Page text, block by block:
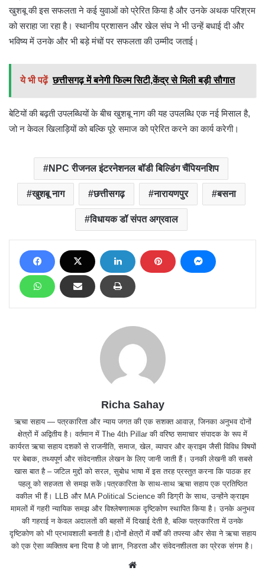
खुशबू की इस सफलता ने कई युवाओं को प्रेरित किया है और उनके अथक परिश्रम
को सराहा जा रहा है। स्थानीय प्रशासन और खेल संघ ने भी उन्हें बधाई दी और
भविष्य में उनके और भी बड़े मंचों पर सफलता की उम्मीद जताई।
ये भी पढ़ें छत्तीसगढ़ में बनेगी फिल्म सिटी,केंद्र से मिली बड़ी सौगात
बेटियों की बढ़ती उपलब्धियों के बीच खुशबू नाग की यह उपलब्धि एक नई मिसाल है,
जो न केवल खिलाड़ियों को बल्कि पूरे समाज को प्रेरित करने का कार्य करेगी।
NPC रीजनल इंटरनेशनल बॉडी बिल्डिंग चैंपियनशिप
खुशबू नाग छत्तीसगढ़ नारायणपुर बसना
विधायक डॉ संपत अग्रवाल
Richa Sahay
ऋचा सहाय — पत्रकारिता और न्याय जगत की एक सशक्त आवाज़, जिनका अनुभव दोनों
क्षेत्रों में अद्वितीय है। वर्तमान में The 4th Pillar की वरिष्ठ समाचार संपादक के रूप में
कार्यरत ऋचा सहाय दशकों से राजनीति, समाज, खेल, व्यापार और क्राइम जैसी विविध विषयों
पर बेबाक, तथ्यपूर्ण और संवेदनशील लेखन के लिए जानी जाती हैं। उनकी लेखनी की सबसे
खास बात है – जटिल मुद्दों को सरल, सुबोध भाषा में इस तरह प्रस्तुत करना कि पाठक हर
पहलू को सहजता से समझ सकें।पत्रकारिता के साथ-साथ ऋचा सहाय एक प्रतिष्ठित
वकील भी हैं। LLB और MA Political Science की डिग्री के साथ, उन्होंने क्राइम
मामलों में गहरी न्यायिक समझ और विश्लेषणात्मक दृष्टिकोण स्थापित किया है। उनके अनुभव
की गहराई न केवल अदालतों की बहसों में दिखाई देती है, बल्कि पत्रकारिता में उनके
दृष्टिकोण को भी प्रभावशाली बनाती है।दोनों क्षेत्रों में वर्षों की तपस्या और सेवा ने ऋचा सहाय
को एक ऐसा व्यक्तित्व बना दिया है जो ज्ञान, निडरता और संवेदनशीलता का प्रेरक संगम है।